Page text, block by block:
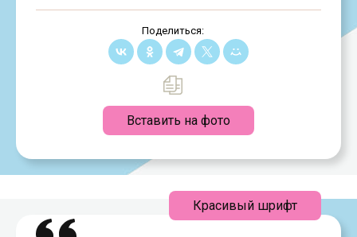
Поделиться:
Вставить на фото
Красивый шрифт